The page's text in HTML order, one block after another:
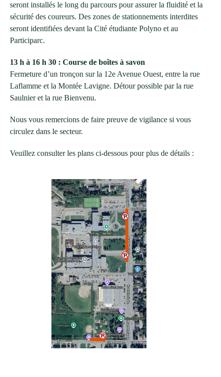
seront installés le long du parcours pour assurer la fluidité et la
sécurité des coureurs. Des zones de stationnements interdites
seront identifiées devant la Cité étudiante Polyno et au
Participarc.
13 h à 16 h 30 : Course de boîtes à savon
Fermeture d’un tronçon sur la 12e Avenue Ouest, entre la rue
Laflamme et la Montée Lavigne. Détour possible par la rue
Saulnier et la rue Bienvenu.
Nous vous remercions de faire preuve de vigilance si vous
circulez dans le secteur.
Veuillez consulter les plans ci-dessous pour plus de détails :